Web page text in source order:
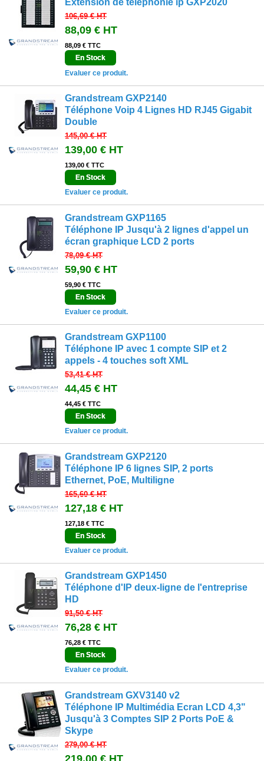
Extension de telephonie ip GXP2020
106,69 €HT
88,09 € HT
88,09 € TTC
En Stock
Evaluer ce produit.
Grandstream GXP2140
Téléphone Voip 4 Lignes HD RJ45 Gigabit
Double
145,00 €HT
139,00 € HT
139,00 € TTC
En Stock
Evaluer ce produit.
Grandstream GXP1165
Téléphone IP Jusqu'à 2 lignes d'appel un
écran graphique LCD 2 ports
78,09 €HT
59,90 € HT
59,90 € TTC
En Stock
Evaluer ce produit.
Grandstream GXP1100
Téléphone IP avec 1 compte SIP et 2
appels - 4 touches soft XML
53,41 €HT
44,45 € HT
44,45 € TTC
En Stock
Evaluer ce produit.
Grandstream GXP2120
Téléphone IP 6 lignes SIP, 2 ports
Ethernet, PoE, Multiligne
165,60 €HT
127,18 € HT
127,18 € TTC
En Stock
Evaluer ce produit.
Grandstream GXP1450
Téléphone d'IP deux-ligne de l'entreprise
HD
91,50 €HT
76,28 € HT
76,28 € TTC
En Stock
Evaluer ce produit.
Grandstream GXV3140 v2
Téléphone IP Multimédia Ecran LCD 4,3"
Jusqu'à 3 Comptes SIP 2 Ports PoE &
Skype
279,00 €HT
219,00 € HT